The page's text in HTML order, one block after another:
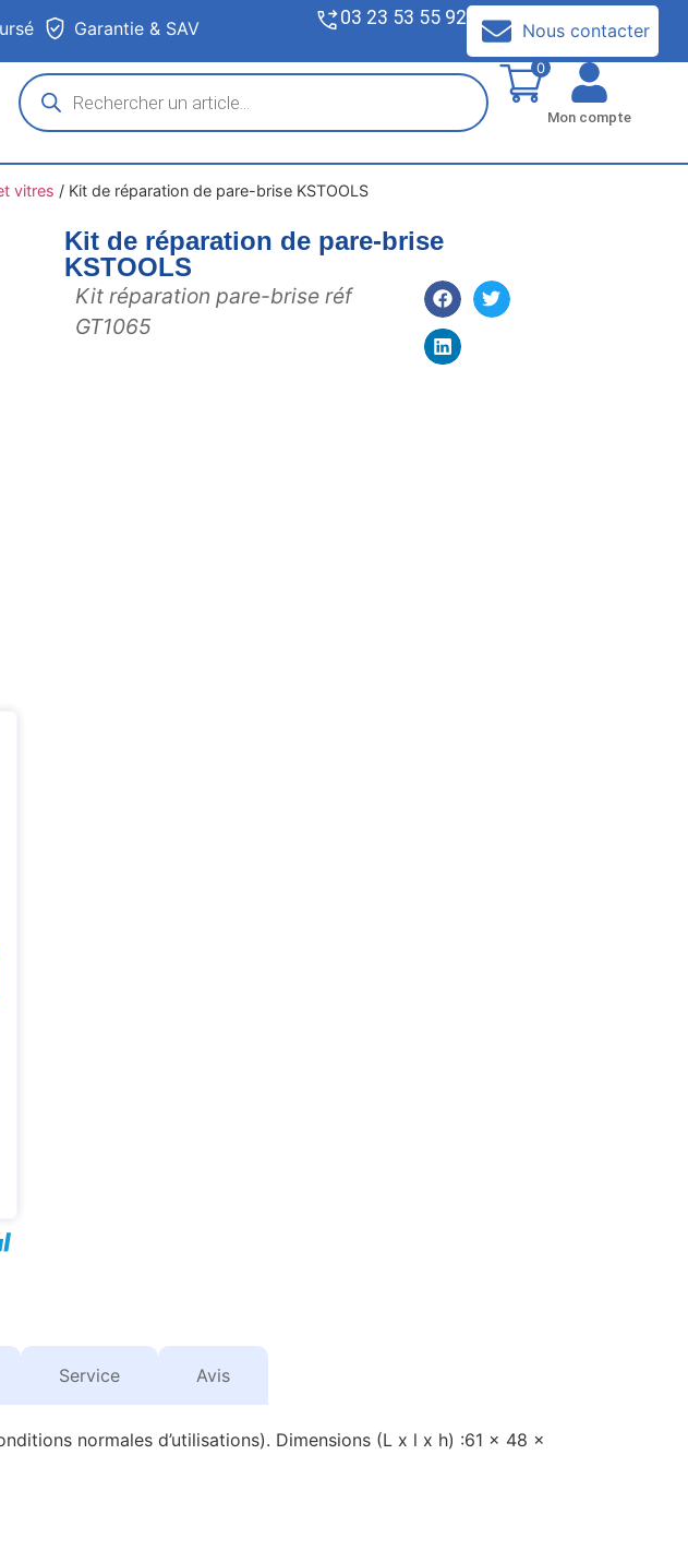
Garantie & SAV 03 23 53 55 92
Nous contacter
0
Mon compte
vitres / Kit de réparation de pare-brise KSTOOLS
Kit de réparation de pare-brise
KSTOOLS
Kit réparation pare-brise réf
GT1065
Service Avis
normales d’utilisations). Dimensions (L x l x h) :61 x 48 x